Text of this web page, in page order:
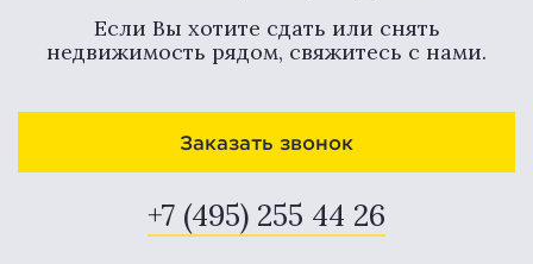
Если Вы хотите сдать или снять
недвижимость рядом, свяжитесь с нами.
Заказать звонок
+7 (495) 255 44 26